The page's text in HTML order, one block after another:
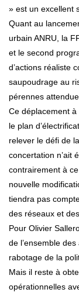
» est un excellent
Quant au
urbain ANRU, la
et le second
d’actions réaliste
saupoudrage au
pérennes
Ce déplacement
le plan
relever le défi de
concertation n’ait
contrairement à
nouvelle
tiendra pas
des réseaux et
Pour Olivier
de l’ensemble
rabotage de la
Mais il reste à
opérationnelles